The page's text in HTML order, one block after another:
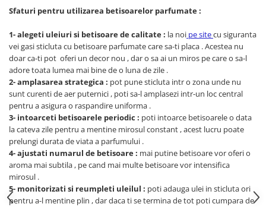
Lenjerii De Pat Cocolino
Set Lenjerie De Pat Blana
Artificiala De Iepure, 6 Piese, 2
Persoane
Set Lenjerie Pat Blanita Iepure, 6
Piese, Cu Pilota Inclusa
Lenjerii De Pat Premium Collection
Set Lenjerie De Pat, 7 Piese, Cu
Pilota / Cuvertura Inclusa
Set Lenjerie De Pat Jacquard Regal,
11 Piese, Cuvertura Inclusa
Lenjerii Damasc Egiptean King Size
Lenjerii De Pat, Finet Premium, 1
Persoana
Sfaturi pentru utilizarea betisoarelor parfumate :
1- alegeti uleiuri si betisoare de calitate : la noi pe sitecu siguranta
vei gasi sticluta cu betisoare parfumate care sa-ti placa . Acestea nu
doar ca-ti pot oferi un decor nou , dar o sa ai un miros pe care o sa-l
adore toata lumea mai bine de o luna de zile .
2- amplasarea strategica : pot pune sticluta intr o zona unde nu
sunt curenti de aer puternici , poti sa-l amplasezi intr-un loc central
pentru a asigura o raspandire uniforma .
3- intoarceti betisoarele periodic : poti intoarce betisoarele o data
la cateva zile pentru a mentine mirosul constant , acest lucru poate
prelungi durata de viata a parfumului .
4- ajustati numarul de betisoare : mai putine betisoare vor oferi o
aroma mai subtila , pe cand mai multe betisoare vor intensifica
mirosul .
5- monitorizati si reumpleti uleilul : poti adauga ulei in sticluta ori
pentru a-l mentine plin , dar daca ti se termina de tot poti cumpara de